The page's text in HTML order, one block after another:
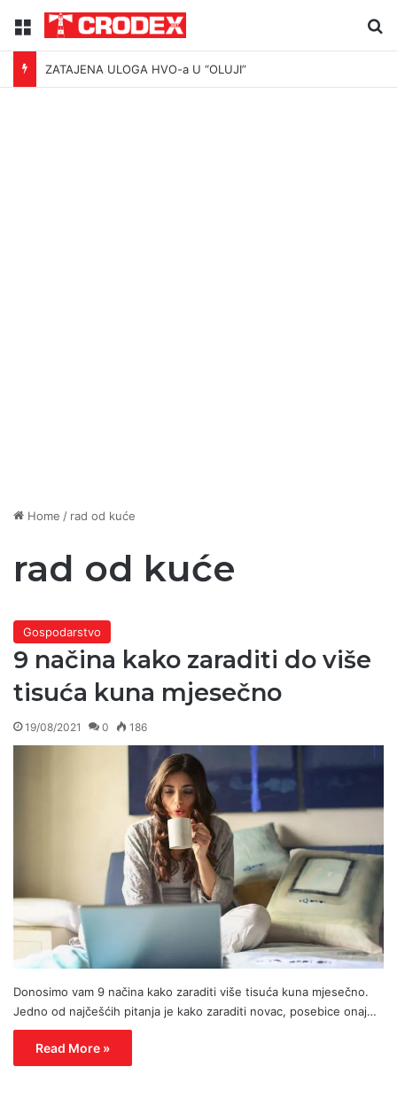
Menu
ZATAJENA ULOGA HVO-a U “OLUJI”
Home / rad od kuće
rad od kuće
Gospodarstvo
9 načina kako zaraditi do više
tisuća kuna mjesečno
19/08/2021 0 186
Donosimo vam 9 načina kako zaraditi više tisuća kuna mjesečno.
Jedno od najčešćih pitanja je kako zaraditi novac, posebice onaj…
Read More »